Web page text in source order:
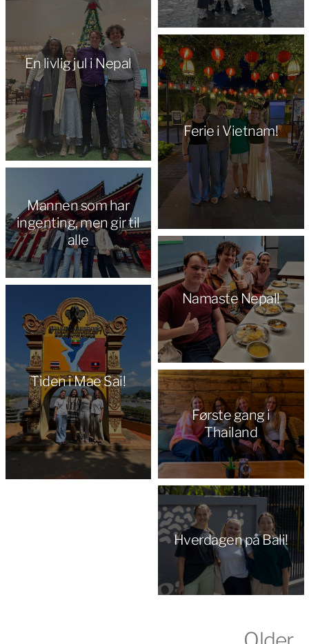
En livlig jul i Nepal
Ferie i Vietnam!
Mannen som har
ingenting, men gir til
alle
Namaste Nepal!
Tiden i Mae Sai!
Første gang i
Thailand
Hverdagen på Bali!